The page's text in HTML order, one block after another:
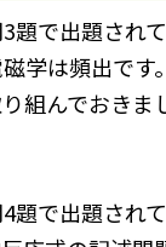
題で出題され
学は頻出で
組んでおきま
題で出題され